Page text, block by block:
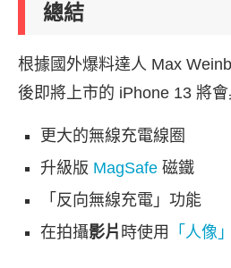
總結
根據國外爆料達人 Max
後即將上市的 iPhone 13 將會
更大的無線充電線圈
升級版 MagSafe 磁鐵
「反向無線充電」功能
在拍攝影片 時使用 「人像